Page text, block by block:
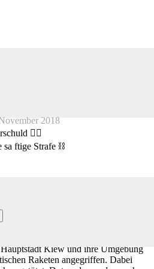
2018
👍🏻
sa ftige Strafe ⛓
Kiew und ihre Umgebung
Raketen angegriffen. Dabei